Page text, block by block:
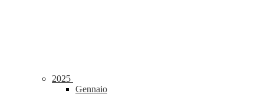
2025
Gennaio